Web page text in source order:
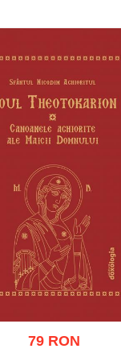
79 RON